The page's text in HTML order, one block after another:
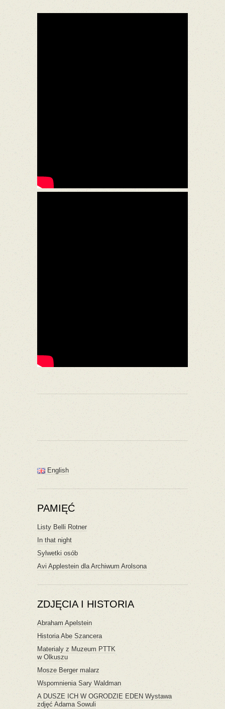
English
PAMIĘĆ
Listy Belli Rotner
In that night
Sylwetki osób
Avi Applestein dla Archiwum Arolsona
ZDJĘCIA I HISTORIA
Abraham Apelstein
Historia Abe Szancera
Materialy z Muzeum PTTK
w Olkuszu
Mosze Berger malarz
Wspomnienia Sary Waldman
A DUSZE ICH W OGRODZIE EDEN Wystawa
zdjęć Adama Sowuli